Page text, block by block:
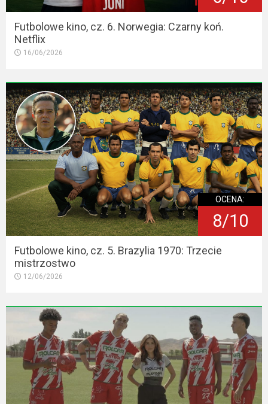
Futbolowe kino, cz. 6. Norwegia: Czarny koń.
Netflix
16/06/2026
OCENA:
8/10
Futbolowe kino, cz. 5. Brazylia 1970: Trzecie
mistrzostwo
12/06/2026